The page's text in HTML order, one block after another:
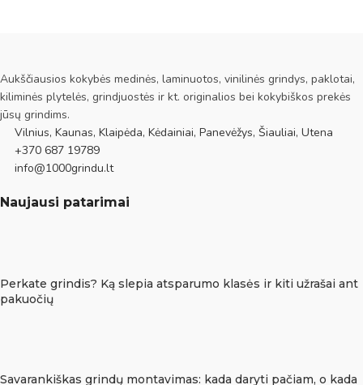
Aukščiausios kokybės medinės, laminuotos, vinilinės grindys, paklotai,
kiliminės plytelės, grindjuostės ir kt. originalios bei kokybiškos prekės
jūsų grindims.
Vilnius, Kaunas, Klaipėda, Kėdainiai, Panevėžys, Šiauliai, Utena
+370 687 19789
info@1000grindu.lt
Naujausi patarimai
Perkate grindis? Ką slepia atsparumo klasės ir kiti užrašai ant
pakuočių
Savarankiškas grindų montavimas: kada daryti pačiam, o kada